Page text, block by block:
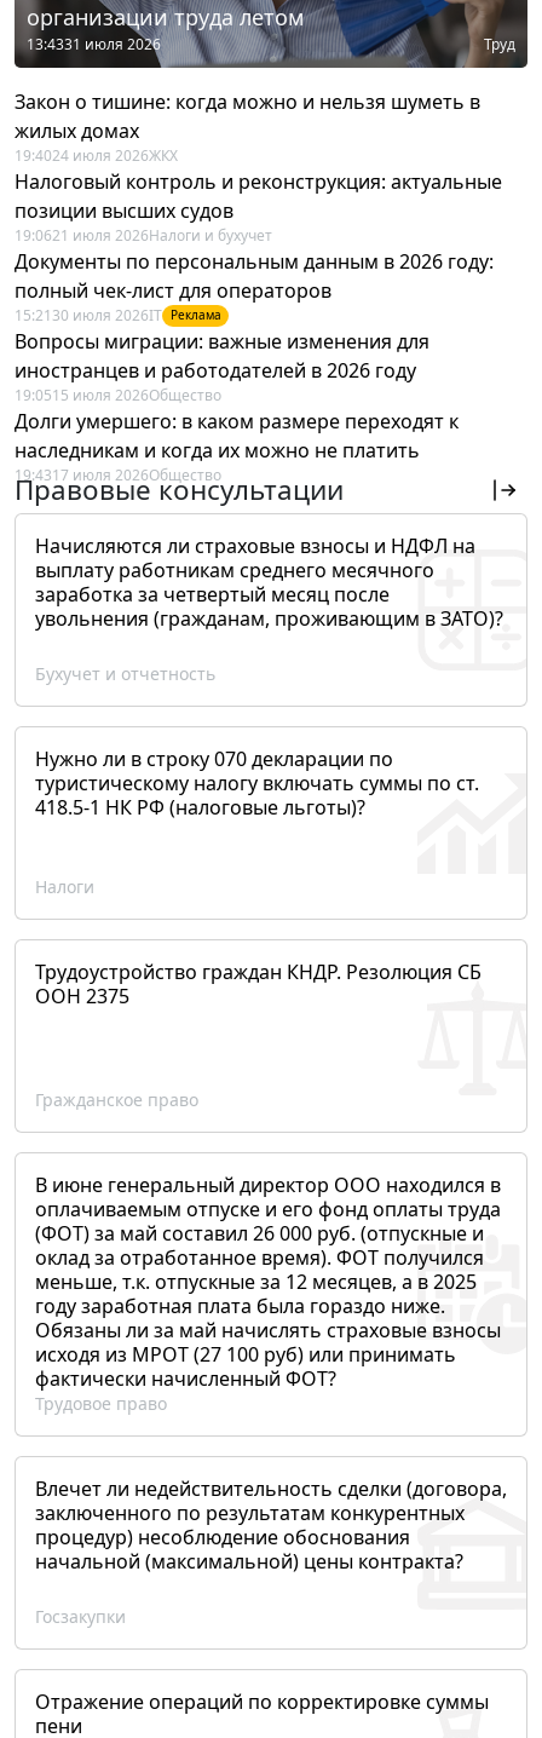
организации труда летом
13:4331 июля 2026 Труд
Закон о тишине: когда можно и нельзя шуметь в
жилых домах
19:4024 июля 2026ЖКХ
Налоговый контроль и реконструкция: актуальные
позиции высших судов
19:0621 июля 2026Налоги и бухучет
Документы по персональным данным в 2026 году:
полный чек-лист для операторов
15:21 30 июля 2026IT Реклама
Вопросы миграции: важные изменения для
иностранцев и работодателей в 2026 году
19:0515 июля 2026Общество
Долги умершего: в каком размере переходят к
наследникам и когда их можно не платить
19:4317 июля 2026Общество
Правовые консультации
Начисляются ли страховые взносы и НДФЛ на
выплату работникам среднего месячного
заработка за четвертый месяц после
увольнения (гражданам, проживающим в ЗАТО)?
Бухучет и отчетность
Нужно ли в строку 070 декларации по
туристическому налогу включать суммы по ст.
418.5-1 НК РФ (налоговые льготы)?
Налоги
Трудоустройство граждан КНДР. Резолюция СБ
ООН 2375
Гражданское право
В июне генеральный директор ООО находился в
оплачиваемым отпуске и его фонд оплаты труда
(ФОТ) за май составил 26 000 руб. (отпускные и
оклад за отработанное время). ФОТ получился
меньше, т.к. отпускные за 12 месяцев, а в 2025
году заработная плата была гораздо ниже.
Обязаны ли за май начислять страховые взносы
исходя из МРОТ (27 100 руб) или принимать
фактически начисленный ФОТ?
Трудовое право
Влечет ли недействительность сделки (договора,
заключенного по результатам конкурентных
процедур) несоблюдение обоснования
начальной (максимальной) цены контракта?
Госзакупки
Отражение операций по корректировке суммы
пени